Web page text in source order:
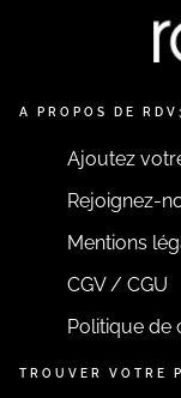
A PROPOS DE
Ajoutez
Rejoignez-
Mentions
CGV / CGU
Politique de
TROUVER VOTRE